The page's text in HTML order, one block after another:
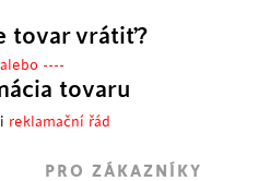
tovar vrátiť?
----
tovaru
reklamační řád
PRO ZÁKAZNÍKY